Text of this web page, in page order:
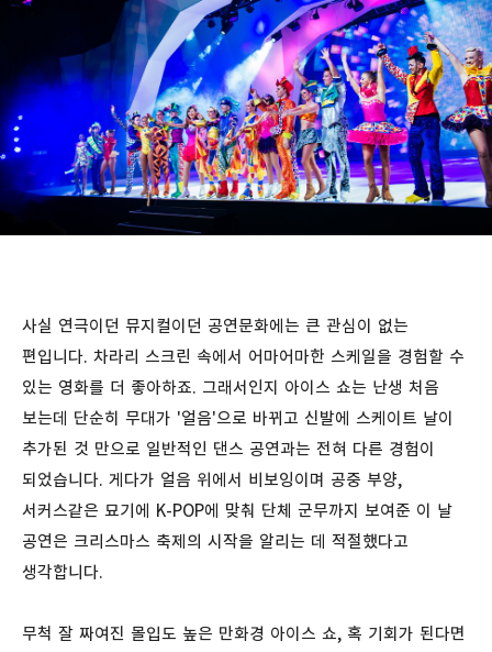
사실 연극이던 뮤지컬이던 공연문화에는 큰 관심이 없는
편입니다. 차라리 스크린 속에서 어마어마한 스케일을 경험할 수
있는 영화를 더 좋아하죠. 그래서인지 아이스 쇼는 난생 처음
보는데 단순히 무대가 '얼음'으로 바뀌고 신발에 스케이트 날이
추가된 것 만으로 일반적인 댄스 공연과는 전혀 다른 경험이
되었습니다. 게다가 얼음 위에서 비보잉이며 공중 부양,
서커스같은 묘기에 K-POP에 맞춰 단체 군무까지 보여준 이 날
공연은 크리스마스 축제의 시작을 알리는 데 적절했다고
생각합니다.
무척 잘 짜여진 몰입도 높은 만화경 아이스 쇼, 혹 기회가 된다면